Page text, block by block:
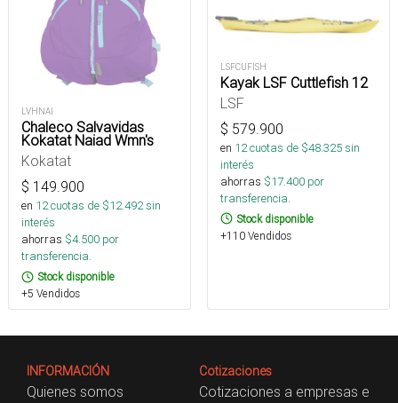
LVHNAI
Chaleco Salvavidas
Kokatat Naiad Wmn's
Kokatat
$ 149.900
en 12cuotas de $12.492sin
interés
ahorras $4.500 por
transferencia.
Stock disponible
+5 Vendidos
LSFCUFISH
Kayak LSF Cuttlefish 12
LSF
$ 579.900
en 12cuotas de $48.325sin
interés
ahorras $17.400 por
transferencia.
Stock disponible
+110 Vendidos
INFORMACIÓN
Quienes somos
Cotizaciones
Cotizaciones a empresas e